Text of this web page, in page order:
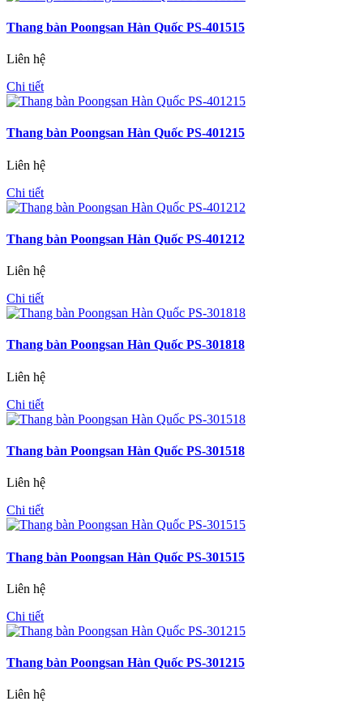
Thang bàn Poongsan Hàn Quốc PS-401515
Liên hệ
Chi tiết
Thang bàn Poongsan Hàn Quốc PS-401215
Liên hệ
Chi tiết
Thang bàn Poongsan Hàn Quốc PS-401212
Liên hệ
Chi tiết
Thang bàn Poongsan Hàn Quốc PS-301818
Liên hệ
Chi tiết
Thang bàn Poongsan Hàn Quốc PS-301518
Liên hệ
Chi tiết
Thang bàn Poongsan Hàn Quốc PS-301515
Liên hệ
Chi tiết
Thang bàn Poongsan Hàn Quốc PS-301215
Liên hệ